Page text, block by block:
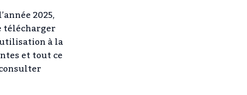
2025,
télécharger
à la
et tout ce